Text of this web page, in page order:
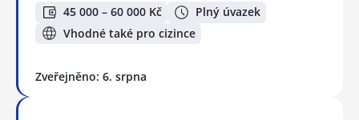
45 000 – 60 000 Kč
Plný úvazek
Vhodné také pro cizince
Zveřejněno: 6. srpna